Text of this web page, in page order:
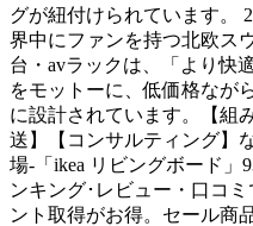
グが紐付けられています。
界中にファンを持つ北欧ス
台・avラックは、「より快
をモットーに、低価格なが
に設計されています。【組
送】【コンサルティング】
場-「ikea リビングボード」
ンキング･レビュー・口コ
ント取得がお得。セール商